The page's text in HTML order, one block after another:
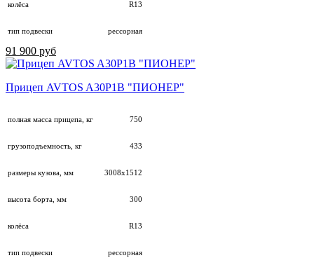
колёса R13
тип подвески рессорная
91 900 руб
Прицеп AVTOS A30P1B "ПИОНЕР"
полная масса прицепа, кг 750
грузоподъемность, кг 433
размеры кузова, мм 3008х1512
высота борта, мм 300
колёса R13
тип подвески рессорная